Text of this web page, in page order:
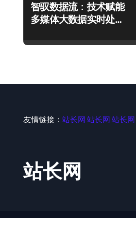
智驭数据流：技术赋能
多媒体大数据实时处理
友情链接： 站长网 站长网 站长网
站长网